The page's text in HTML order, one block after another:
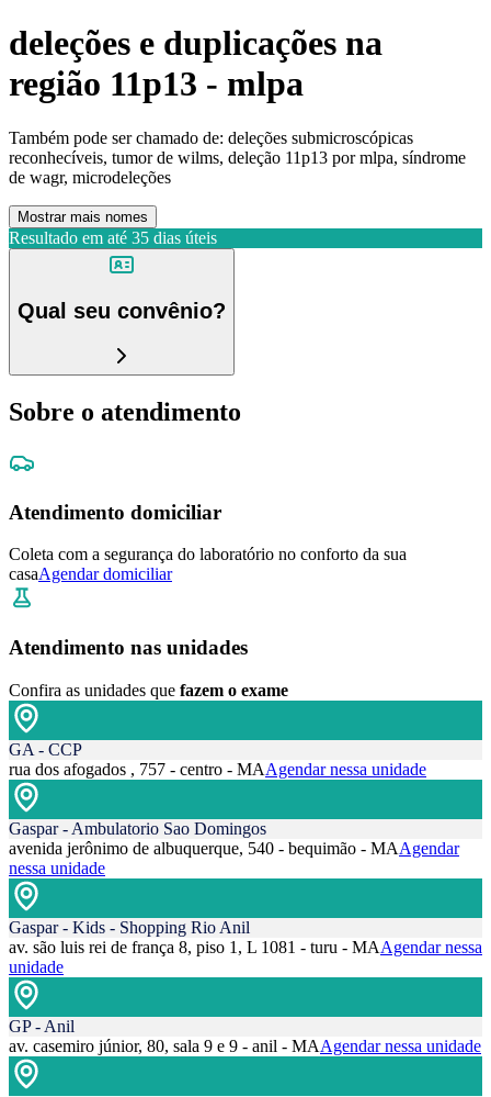
deleções e duplicações na
região 11p13 - mlpa
Também pode ser chamado de: deleções submicroscópicas
reconhecíveis, tumor de wilms, deleção 11p13 por mlpa, síndrome
de wagr, microdeleções
Mostrar mais nomes
Resultado em até 35 dias úteis
Qual seu convênio?
Sobre o atendimento
Atendimento domiciliar
Coleta com a segurança do laboratório no conforto da sua
casaAgendar domiciliar
Atendimento nas unidades
Confira as unidades que fazem o exame
GA - CCP
rua dos afogados , 757 - centro - MAAgendar nessa unidade
Gaspar - Ambulatorio Sao Domingos
avenida jerônimo de albuquerque, 540 - bequimão - MAAgendar
nessa unidade
Gaspar - Kids - Shopping Rio Anil
av. são luis rei de frança 8, piso 1, L 1081 - turu - MAAgendar nessa
unidade
GP - Anil
av. casemiro júnior, 80, sala 9 e 9 - anil - MAAgendar nessa unidade